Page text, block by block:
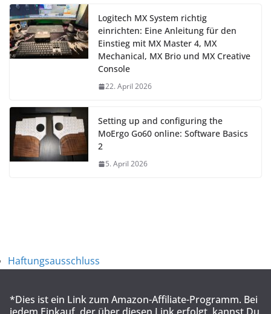
Logitech MX System richtig
einrichten: Eine Anleitung für den
Einstieg mit MX Master 4, MX
Mechanical, MX Brio und MX Creative
Console
22. April 2026
Setting up and configuring the
MoErgo Go60 online: Software Basics
2
5. April 2026
Haftungsausschluss
*Dies ist ein Link zum Amazon-Affiliate-Programm. Bei